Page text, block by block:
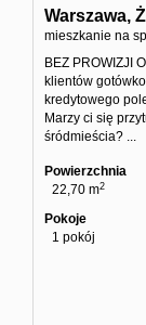
Warszawa,
mieszkanie na
BEZ PROWIZJI
klientów
kredytowego
Marzy ci się
śródmieścia? ...
Powierzchnia
22,70 m2
Pokoje
1 pokój